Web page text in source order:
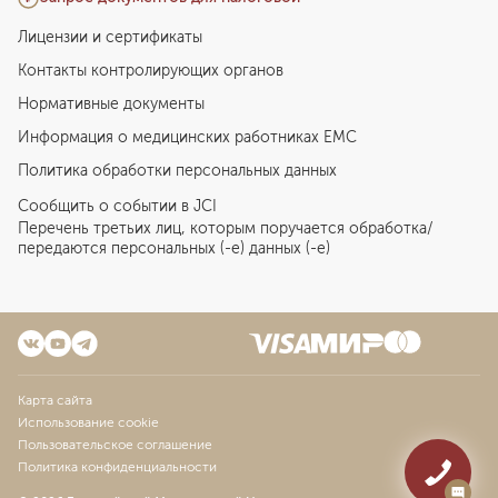
Лицензии и сертификаты
Контакты контролирующих органов
Нормативные документы
Информация о медицинских работниках EMC
Политика обработки персональных данных
Сообщить о событии в JCI
Перечень третьих лиц, которым поручается обработка/
передаются персональных (-е) данных (-е)
Карта сайта
Использование cookie
Пользовательское соглашение
Политика конфиденциальности